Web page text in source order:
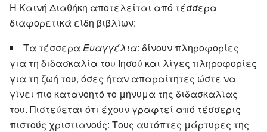
Η Καινή Διαθήκη αποτελείται από τέσσερα
διαφορετικά είδη βιβλίων:
Τα τέσσερα Ευαγγέλια: δίνουν πληροφορίες
για τη διδασκαλία του Ιησού και λίγες πληροφορίες
για τη ζωή του, όσες ήταν απαραίτητες ώστε να
γίνει πιο κατανοητό το μήνυμα της διδασκαλίας
του. Πιστεύεται ότι έχουν γραφτεί από τέσσερις
πιστούς χριστιανούς: Τους αυτόπτες μάρτυρες της